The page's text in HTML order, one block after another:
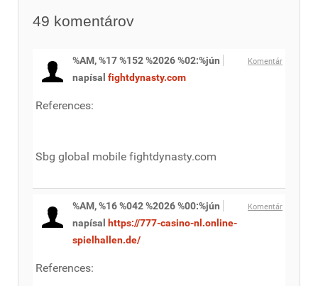
49 komentárov
Komentár
%AM, %17 %152 %2026 %02:%jún
napísal fightdynasty.com
References:
Sbg global mobile fightdynasty.com
Komentár
%AM, %16 %042 %2026 %00:%jún
napísal
https://777-casino-nl.online-
spielhallen.de/
References: